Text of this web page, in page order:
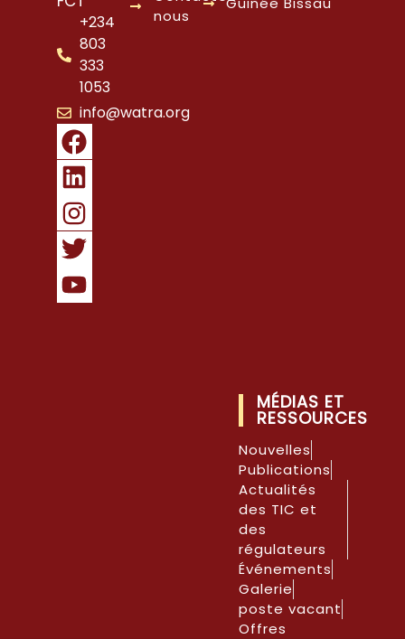
+234
803
333
1053
info@watra.org
nous
MÉDIAS ET
RESSOURCES
Nouvelles
Publications
Actualités
des TIC et
des
régulateurs
Événements
Galerie
poste vacant
Offres